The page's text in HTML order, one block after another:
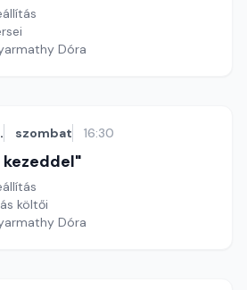
Dóra
szombat 16:30
kezeddel"
költői
Dóra